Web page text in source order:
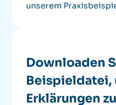
unserem
Downloaden
Beispieldatei,
Erklärungen